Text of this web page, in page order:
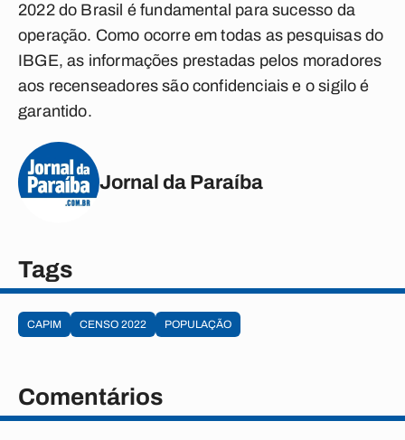
2022 do Brasil é fundamental para sucesso da
operação. Como ocorre em todas as pesquisas do
IBGE, as informações prestadas pelos moradores
aos recenseadores são confidenciais e o sigilo é
garantido.
Jornal da Paraíba
Tags
CAPIM CENSO 2022 POPULAÇÃO
Comentários